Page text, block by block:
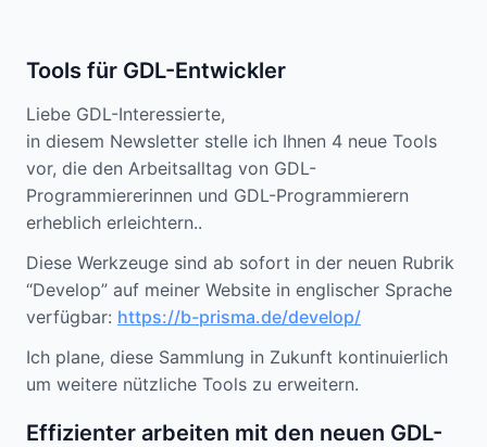
Tools für GDL-Entwickler
Liebe GDL-Interessierte,
in diesem Newsletter stelle ich Ihnen 4 neue Tools
vor, die den Arbeitsalltag von GDL-
Programmiererinnen und GDL-Programmierern
erheblich erleichtern..
Diese Werkzeuge sind ab sofort in der neuen Rubrik
“Develop” auf meiner Website in englischer Sprache
verfügbar: https://b-prisma.de/develop/
Ich plane, diese Sammlung in Zukunft kontinuierlich
um weitere nützliche Tools zu erweitern.
Effizienter arbeiten mit den neuen GDL-